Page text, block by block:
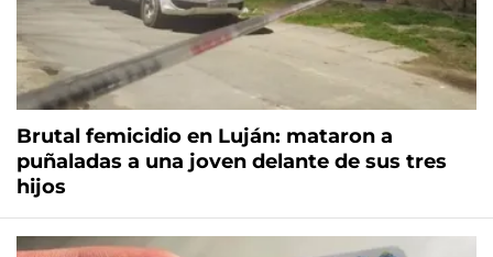
Brutal femicidio en Luján: mataron a
puñaladas a una joven delante de sus tres
hijos